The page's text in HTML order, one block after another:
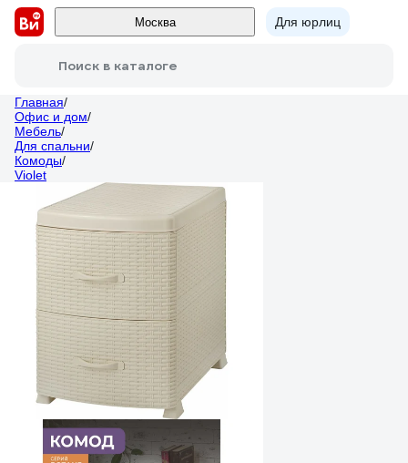
Москва Для юрлиц
Поиск в каталоге
Главная/
Офис и дом/
Мебель/
Для спальни/
Комоды/
Violet